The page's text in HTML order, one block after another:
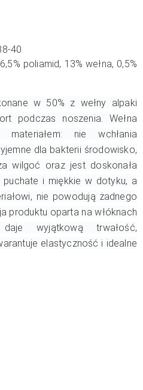
40
poliamid, 13% wełna, 0,5%
w 50% z wełny alpaki
podczas noszenia. Wełna
nie wchłania
dla bakterii środowisko,
wilgoć oraz jest doskonała
puchate i miękkie w dotyku, a
nie powodują żadnego
produktu oparta na włóknach
daje wyjątkową trwałość,
elastyczność i idealne